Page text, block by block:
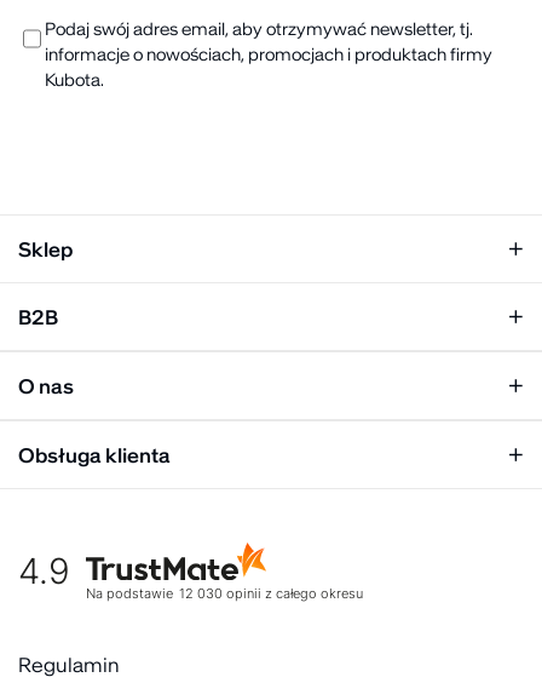
Podaj swój adres email, aby otrzymywać newsletter, tj.
informacje o nowościach, promocjach i produktach firmy
Kubota.
Sklep
Klapki męskie
Mężczyzna
B2B
Panel hurtowy
O nas
Biuro prasowe
Kultura organizacyjna
Rekrutujemy
Obsługa klienta
Warunki dostawy
Zwroty
Kontakt
4.9
Na podstawie 12 030 opinii z całego okresu
Regulamin